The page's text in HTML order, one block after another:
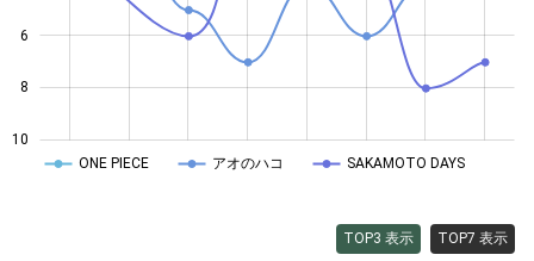
6
8
10
ONE PIECE アオのハコ SAKAMOTO DAYS
TOP3 表示 TOP7 表示